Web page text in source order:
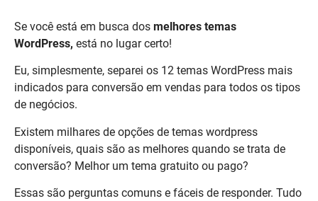
Se você está em busca dos melhores temas
WordPress, está no lugar certo!
Eu, simplesmente, separei os 12 temas WordPress mais
indicados para conversão em vendas para todos os tipos
de negócios.
Existem milhares de opções de temas wordpress
disponíveis, quais são as melhores quando se trata de
conversão? Melhor um tema gratuito ou pago?
Essas são perguntas comuns e fáceis de responder. Tudo